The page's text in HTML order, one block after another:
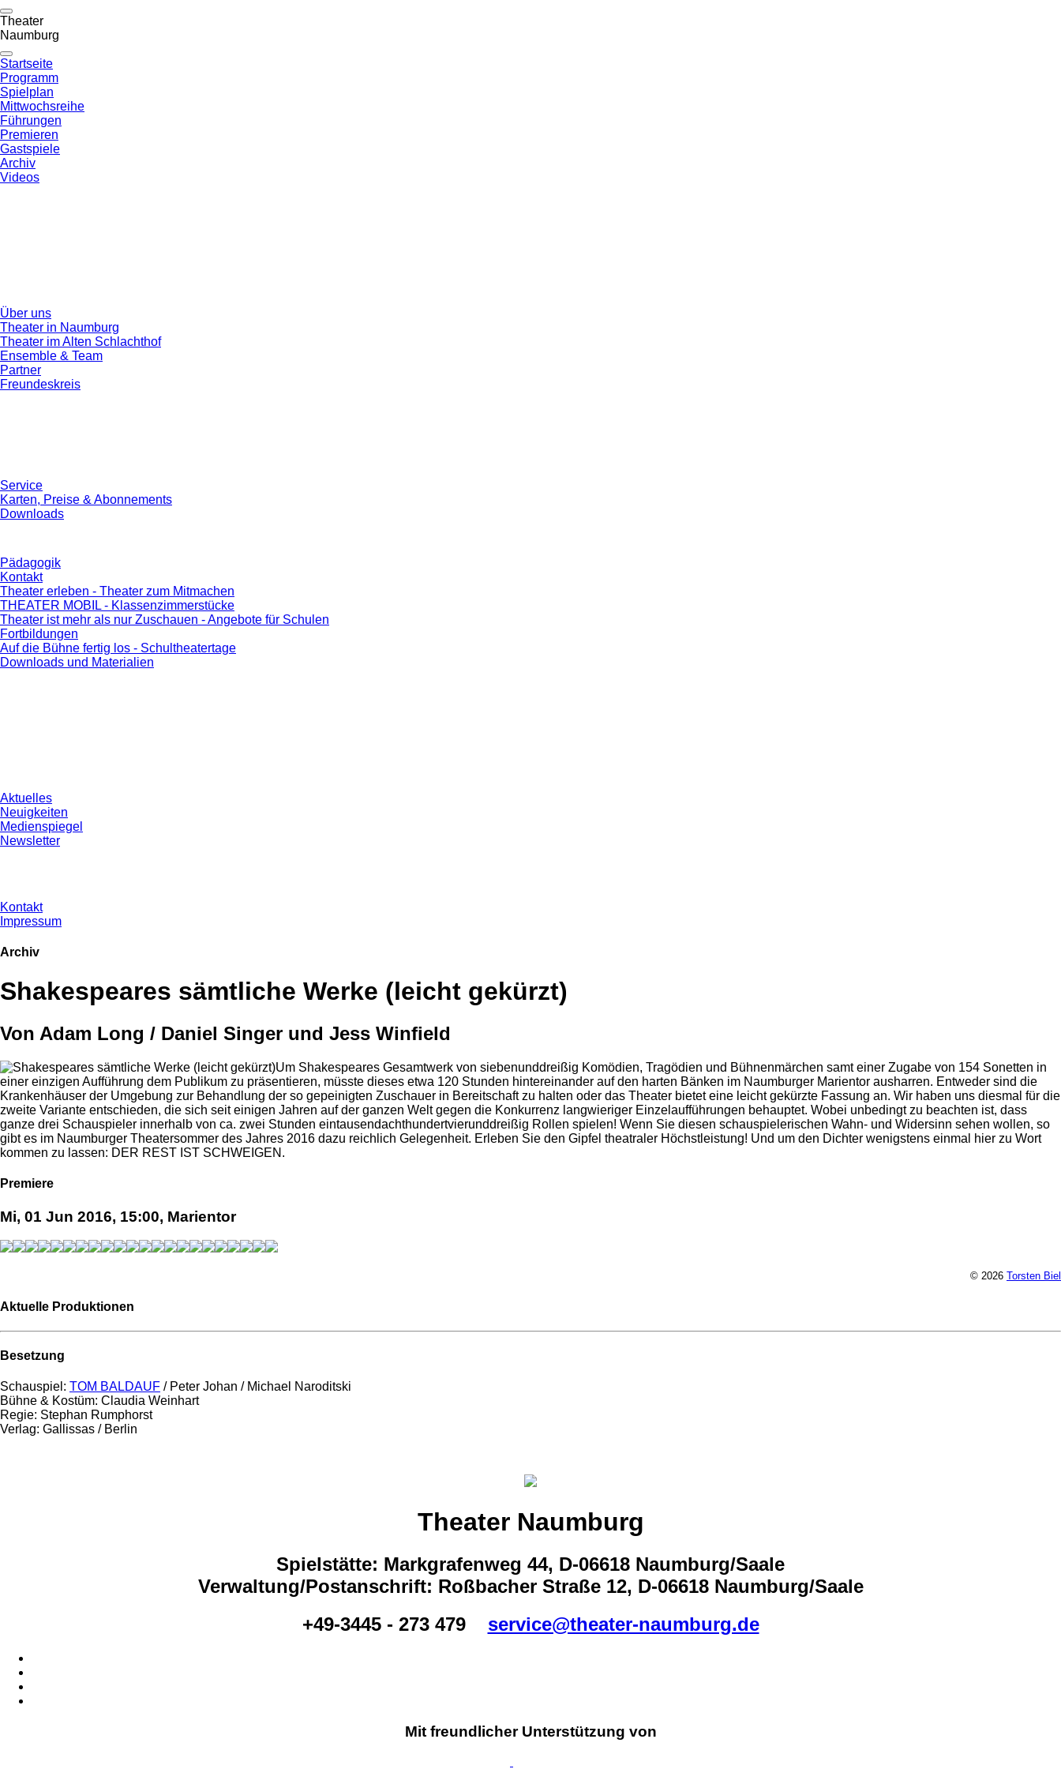
Theater
Naumburg
Startseite
Programm
Spielplan
Mittwochsreihe
Führungen
Premieren
Gastspiele
Archiv
Videos
Über uns
Theater in Naumburg
Theater im Alten Schlachthof
Ensemble & Team
Partner
Freundeskreis
Service
Karten, Preise & Abonnements
Downloads
Pädagogik
Kontakt
Theater erleben - Theater zum Mitmachen
THEATER MOBIL - Klassenzimmerstücke
Theater ist mehr als nur Zuschauen - Angebote für Schulen
Fortbildungen
Auf die Bühne fertig los - Schultheatertage
Downloads und Materialien
Aktuelles
Neuigkeiten
Medienspiegel
Newsletter
Kontakt
Impressum
Archiv
Shakespeares sämtliche Werke (leicht gekürzt)
Von Adam Long / Daniel Singer und Jess Winfield
Um Shakespeares Gesamtwerk von siebenunddreißig Komödien, Tragödien und Bühnenmärchen samt einer Zugabe von 154 Sonetten in
einer einzigen Aufführung dem Publikum zu präsentieren, müsste dieses etwa 120 Stunden hintereinander auf den harten Bänken im Naumburger Marientor ausharren. Entweder sind die
Krankenhäuser der Umgebung zur Behandlung der so gepeinigten Zuschauer in Bereitschaft zu halten oder das Theater bietet eine leicht gekürzte Fassung an. Wir haben uns diesmal für die
zweite Variante entschieden, die sich seit einigen Jahren auf der ganzen Welt gegen die Konkurrenz langwieriger Einzelaufführungen behauptet. Wobei unbedingt zu beachten ist, dass
ganze drei Schauspieler innerhalb von ca. zwei Stunden eintausendachthundertvierunddreißig Rollen spielen! Wenn Sie diesen schauspielerischen Wahn- und Widersinn sehen wollen, so
gibt es im Naumburger Theatersommer des Jahres 2016 dazu reichlich Gelegenheit. Erleben Sie den Gipfel theatraler Höchstleistung! Und um den Dichter wenigstens einmal hier zu Wort
kommen zu lassen: DER REST IST SCHWEIGEN.
Premiere
Mi, 01 Jun 2016, 15:00, Marientor
© 2026 Torsten Biel
Aktuelle Produktionen
Besetzung
Schauspiel: TOM BALDAUF / Peter Johan / Michael Naroditski
Bühne & Kostüm: Claudia Weinhart
Regie: Stephan Rumphorst
Verlag: Gallissas / Berlin
Theater Naumburg
Spielstätte: Markgrafenweg 44, D-06618 Naumburg/Saale
Verwaltung/Postanschrift: Roßbacher Straße 12, D-06618 Naumburg/Saale
+49-3445 - 273 479
service@theater-naumburg.de
Mit freundlicher Unterstützung von